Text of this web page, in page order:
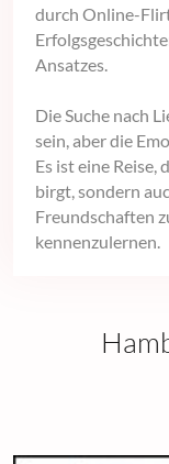
durch Online-
Ansatzes.
Die Suche nach
sein, aber die
Es ist eine
birgt, sondern
Freundschaften
kennenzulernen.